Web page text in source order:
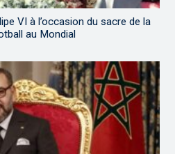
VI à l’occasion du sacre de la
au Mondial